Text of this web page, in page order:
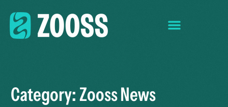
Category:Zooss News